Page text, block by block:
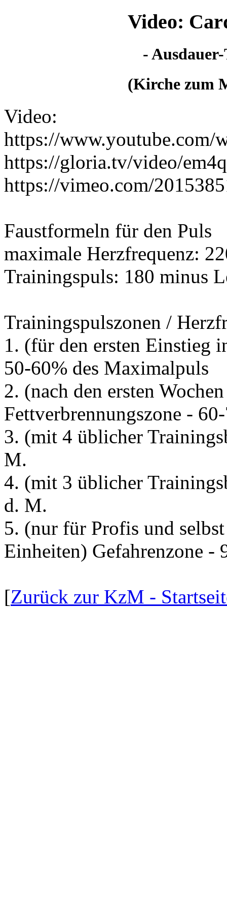
Video:
-
(Kirche zum
Video:
https://
https://gloria.tv/video/
https://vimeo.com/
Faustformeln für den Puls
maximale Herzfrequenz:
Trainingspuls: 180 minus
Trainingspulszonen /
1. (für den ersten Einstieg
50-60% des Maximalpuls
2. (nach den ersten
Fettverbrennungszone -
3. (mit 4 üblicher
M.
4. (mit 3 üblicher
d. M.
5. (nur für Profis und
Einheiten) Gefahrenzone -
[Zurück zur KzM -